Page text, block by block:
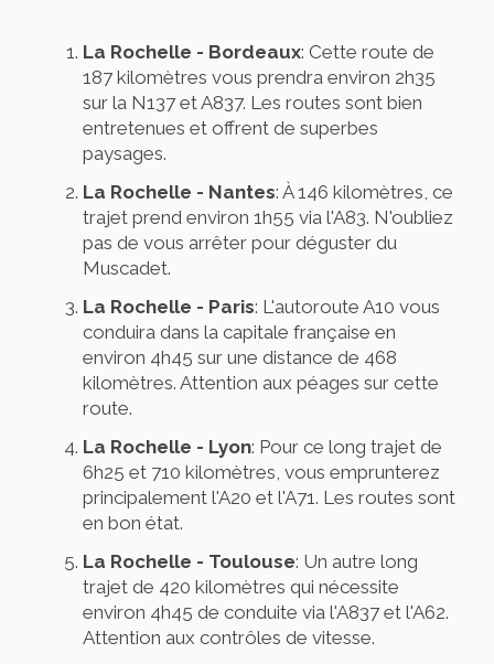
La Rochelle - Bordeaux: Cette route de
187 kilomètres vous prendra environ 2h35
sur la N137 et A837. Les routes sont bien
entretenues et offrent de superbes
paysages.
La Rochelle - Nantes: À 146 kilomètres, ce
trajet prend environ 1h55 via l'A83. N'oubliez
pas de vous arrêter pour déguster du
Muscadet.
La Rochelle - Paris: L'autoroute A10 vous
conduira dans la capitale française en
environ 4h45 sur une distance de 468
kilomètres. Attention aux péages sur cette
route.
La Rochelle - Lyon: Pour ce long trajet de
6h25 et 710 kilomètres, vous emprunterez
principalement l'A20 et l'A71. Les routes sont
en bon état.
La Rochelle - Toulouse: Un autre long
trajet de 420 kilomètres qui nécessite
environ 4h45 de conduite via l'A837 et l'A62.
Attention aux contrôles de vitesse.